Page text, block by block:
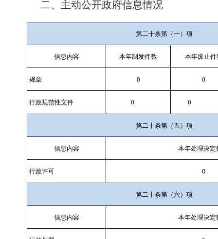
二、主动公开政府信息情况
第二十条第（一）项
信息内容 本年制发件数 本年废止件
规章 0 0
行政规范性文件 0 0
第二十条第（五）项
信息内容 本年处理决定
行政许可 0
第二十条第（六）项
信息内容 本年处理决定